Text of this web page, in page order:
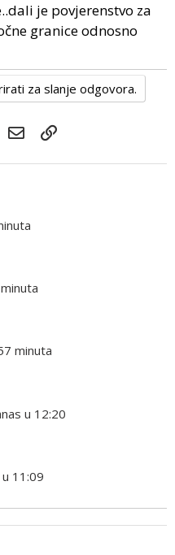
je povjerenstvo za
granice odnosno
za slanje odgovora.
WhatsApp
Email
minuta
u 12:20
11:09